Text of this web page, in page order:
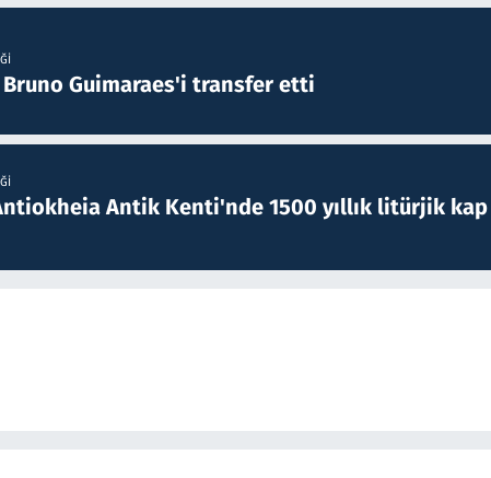
Guimaraes'i transfer etti
Antik Kenti'nde 1500 yıllık litürjik kap